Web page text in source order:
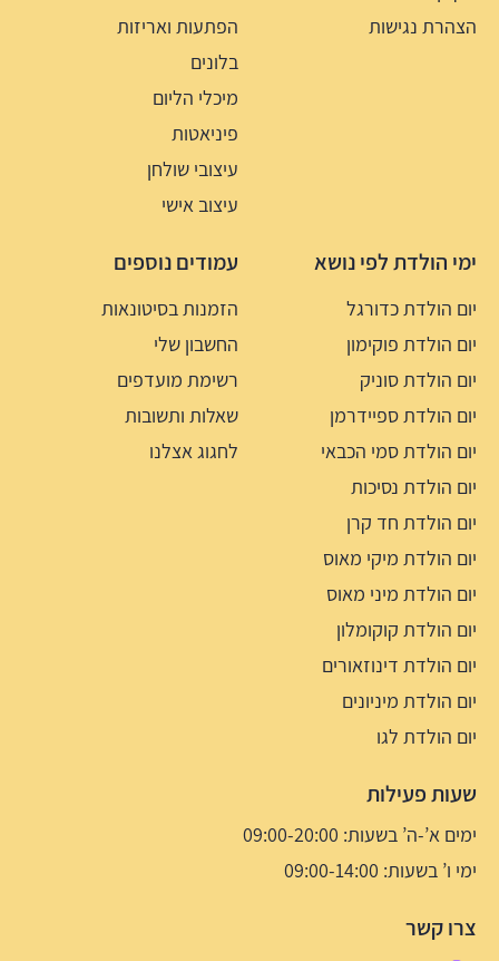
הצהרת נגישות
הפתעות ואריזות
בלונים
מיכלי הליום
פיניאטות
עיצובי שולחן
עיצוב אישי
ימי הולדת לפי נושא
יום הולדת כדורגל
יום הולדת פוקימון
יום הולדת סוניק
יום הולדת ספיידרמן
יום הולדת סמי הכבאי
יום הולדת נסיכות
יום הולדת חד קרן
יום הולדת מיקי מאוס
יום הולדת מיני מאוס
יום הולדת קוקומלון
יום הולדת דינוזאורים
יום הולדת מיניונים
יום הולדת לגו
עמודים נוספים
הזמנות בסיטונאות
החשבון שלי
רשימת מועדפים
שאלות ותשובות
לחגוג אצלנו
שעות פעילות
ימים א’-ה’ בשעות: 09:00-20:00
ימי ו’ בשעות: 09:00-14:00
צרו קשר